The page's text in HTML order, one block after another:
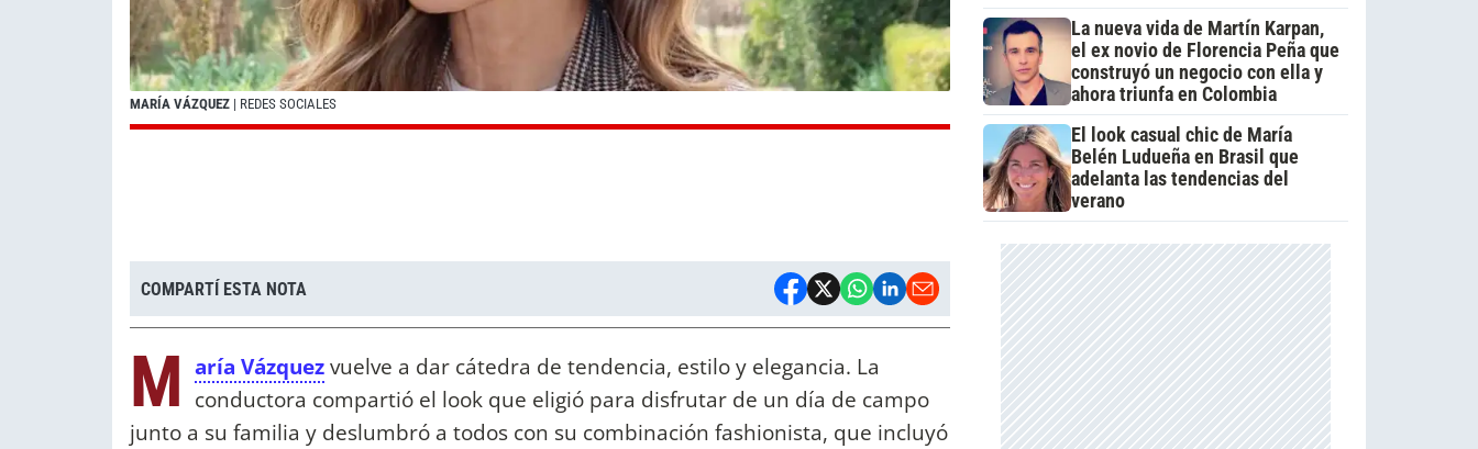
MARÍA VÁZQUEZ | REDES SOCIALES
COMPARTÍ ESTA NOTA
M aría Vázquezvuelve a dar cátedra de tendencia, estilo y elegancia. La
conductora compartió el look que eligió para disfrutar de un día de campo
junto a su familia y deslumbró a todos con su combinación fashionista, que incluyó
La nueva vida de Martín Karpan,
el ex novio de Florencia Peña que
construyó un negocio con ella y
ahora triunfa en Colombia
El look casual chic de María
Belén Ludueña en Brasil que
adelanta las tendencias del
verano